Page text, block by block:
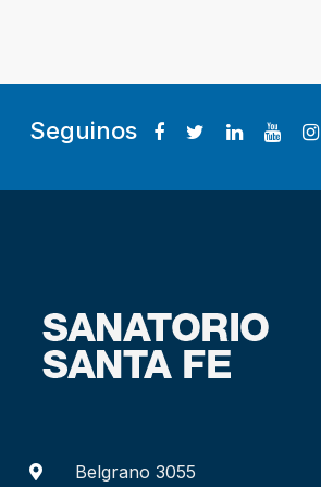
Seguinos
Belgrano 3055